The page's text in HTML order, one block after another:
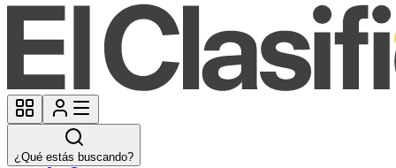
¿Qué estás buscando?